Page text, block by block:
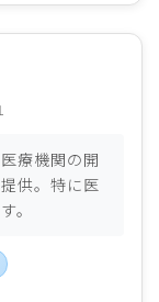
療機関の開
供。特に医
。